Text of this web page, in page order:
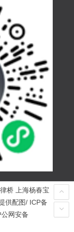
桥 上海杨春宝
供配图/ ICP备
公网安备